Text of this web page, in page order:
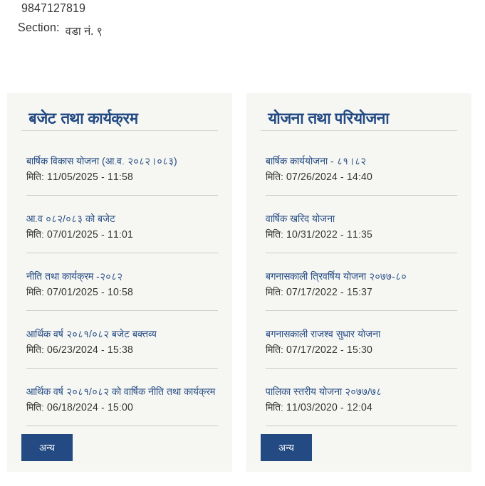
9847127819
Section: वडा नं. ९
बजेट तथा कार्यक्रम
बार्षिक विकास योजना (आ.व. २०८२।०८३)
मिति: 11/05/2025 - 11:58
आ.व ०८२/०८३ को बजेट
मिति: 07/01/2025 - 11:01
नीति तथा कार्यक्रम -२०८२
मिति: 07/01/2025 - 10:58
आर्थिक वर्ष २०८१/०८२ बजेट बक्तव्य
मिति: 06/23/2024 - 15:38
आर्थिक वर्ष २०८१/०८२ काे वार्षिक नीति तथा कार्यक्रम
मिति: 06/18/2024 - 15:00
अन्य
योजना तथा परियोजना
बार्षिक कार्ययोजना - ८१।८२
मिति: 07/26/2024 - 14:40
वार्षिक खरिद योजना
मिति: 10/31/2022 - 11:35
बगनासकाली त्रिवर्षिय याेजना २०७७-८०
मिति: 07/17/2022 - 15:37
बगनासकाली राजश्व सुधार याेजना
मिति: 07/17/2022 - 15:30
पालिका स्तरीय योजना २०७७/७८
मिति: 11/03/2020 - 12:04
अन्य